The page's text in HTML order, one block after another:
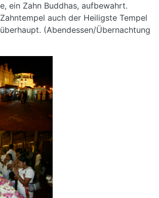
ein Zahn Buddhas, aufbewahrt.
auch der Heiligste Tempel
(Abendessen/Übernachtung